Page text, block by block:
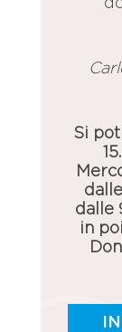
Si
dalle
in